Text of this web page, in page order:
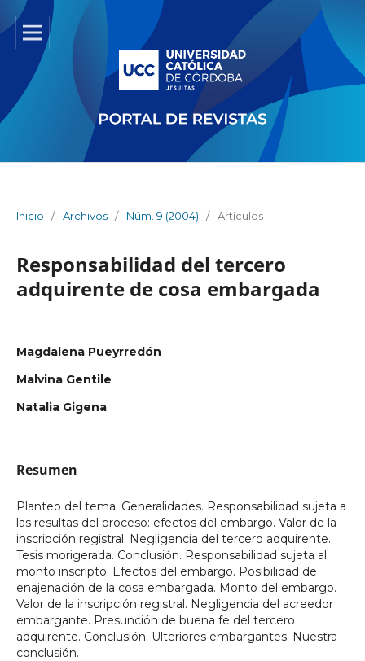
Inicio / Archivos / Núm. 9 (2004) / Artículos
Responsabilidad del tercero
adquirente de cosa embargada
Magdalena Pueyrredón
Malvina Gentile
Natalia Gigena
Resumen
Planteo del tema. Generalidades. Responsabilidad sujeta a
las resultas del proceso: efectos del embargo. Valor de la
inscripción registral. Negligencia del tercero adquirente.
Tesis morigerada. Conclusión. Responsabilidad sujeta al
monto inscripto. Efectos del embargo. Posibilidad de
enajenación de la cosa embargada. Monto del embargo.
Valor de la inscripción registral. Negligencia del acreedor
embargante. Presunción de buena fe del tercero
adquirente. Conclusión. Ulteriores embargantes. Nuestra
conclusión.